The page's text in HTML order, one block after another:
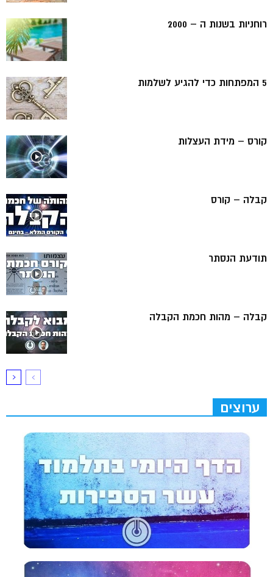
רוחניות בשנות ה – 2000
5 המפתחות כדי להגיע לשלמות
קורס – מידת העצלות
קבלה – קורס
תודעת הנסתר
קבלה – מהות חכמת הקבלה
ערוצים